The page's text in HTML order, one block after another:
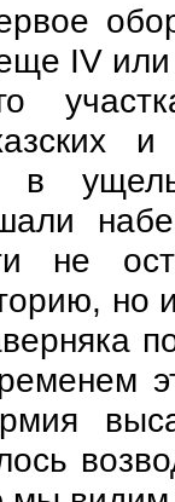
IV
в
не
но